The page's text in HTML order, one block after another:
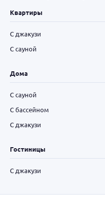
Квартиры
С джакузи
С сауной
Дома
С сауной
С бассейном
С джакузи
Гостиницы
С джакузи